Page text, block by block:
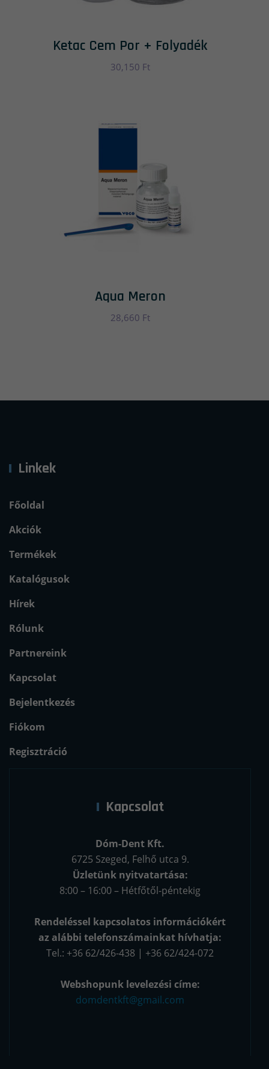
Ketac Cem Por + Folyadék
30,150 Ft
Aqua Meron
28,660 Ft
Linkek
Főoldal
Akciók
Termékek
Katalógusok
Hírek
Rólunk
Partnereink
Kapcsolat
Bejelentkezés
Fiókom
Regisztráció
Kapcsolat
Dóm-Dent Kft.
6725 Szeged, Felhő utca 9.
Üzletünk nyitvatartása:
8:00 – 16:00 – Hétfőtől-péntekig
Rendeléssel kapcsolatos információkért
az alábbi telefonszámainkat hívhatja:
Tel.: +36 62/426-438 | +36 62/424-072
Webshopunk levelezési címe:
domdentkft@gmail.com